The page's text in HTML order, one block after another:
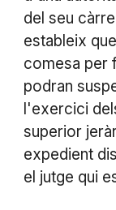
del seu
estableix
comesa per
podran
l'exercici
superior
expedient
el jutge qui